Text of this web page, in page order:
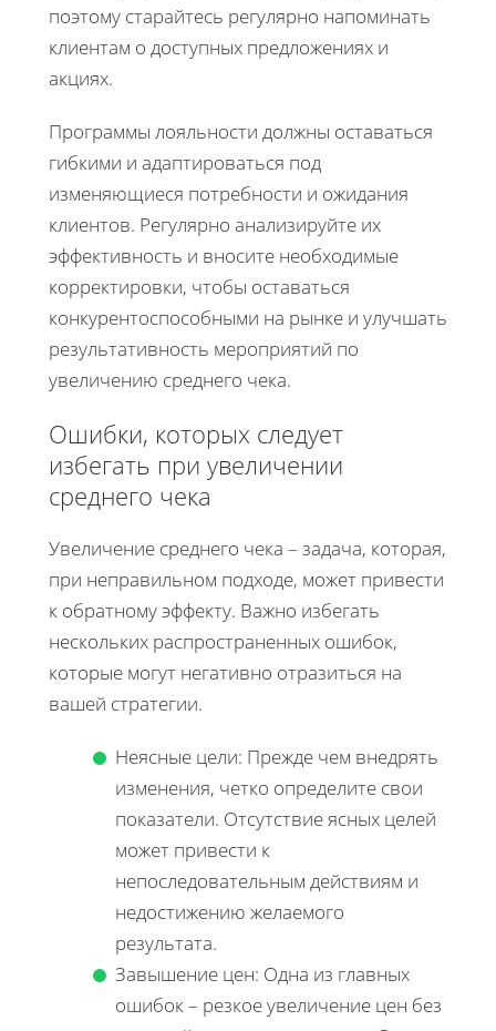
поэтому старайтесь регулярно напоминать
клиентам о доступных предложениях и
акциях.
Программы лояльности должны оставаться
гибкими и адаптироваться под
изменяющиеся потребности и ожидания
клиентов. Регулярно анализируйте их
эффективность и вносите необходимые
корректировки, чтобы оставаться
конкурентоспособными на рынке и улучшать
результативность мероприятий по
увеличению среднего чека.
Ошибки, которых следует
избегать при увеличении
среднего чека
Увеличение среднего чека – задача, которая,
при неправильном подходе, может привести
к обратному эффекту. Важно избегать
нескольких распространенных ошибок,
которые могут негативно отразиться на
вашей стратегии.
Неясные цели: Прежде чем внедрять
изменения, четко определите свои
показатели. Отсутствие ясных целей
может привести к
непоследовательным действиям и
недостижению желаемого
результата.
Завышение цен: Одна из главных
ошибок – резкое увеличение цен без